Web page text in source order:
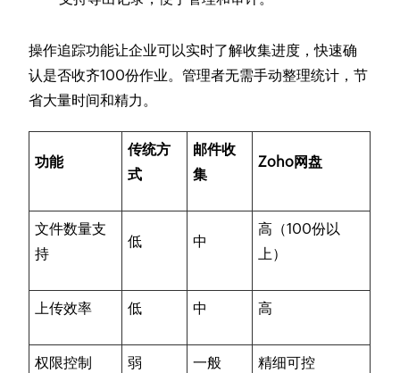
操作追踪功能让企业可以实时了解收集进度，快速确
认是否收齐100份作业。管理者无需手动整理统计，节
省大量时间和精力。
功能
传统方
式
邮件收
集
Zoho网盘
文件数量支
持
低 中
高（100份以
上）
上传效率 低 中 高
权限控制 弱 一般 精细可控